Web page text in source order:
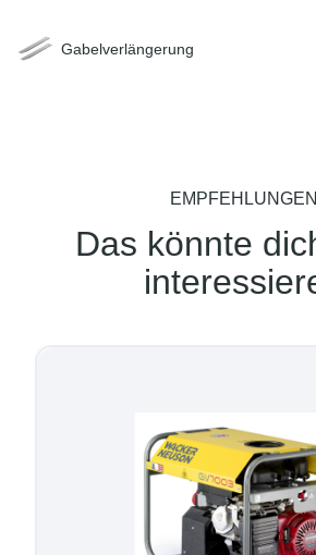
Gabelverlängerung
EMPFEHLUNGEN
Das könnte